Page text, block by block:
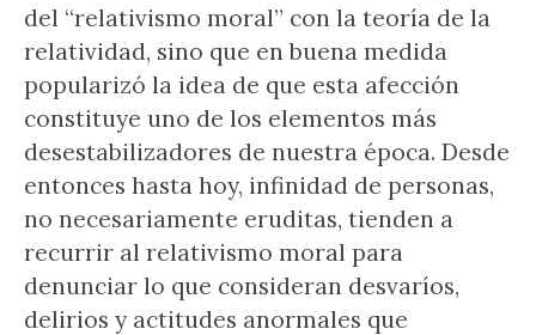
del “relativismo moral” con la teoría de la
relatividad, sino que en buena medida
popularizó la idea de que esta afección
constituye uno de los elementos más
desestabilizadores de nuestra época. Desde
entonces hasta hoy, infinidad de personas,
no necesariamente eruditas, tienden a
recurrir al relativismo moral para
denunciar lo que consideran desvaríos,
delirios y actitudes anormales que